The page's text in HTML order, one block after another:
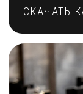
СКАЧАТЬ